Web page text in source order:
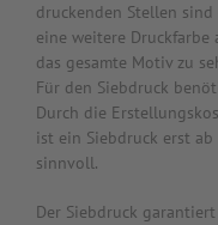
druckenden Stellen
eine weitere Druckfarbe
das gesamte Motiv zu
Für den Siebdruck
Durch die
ist ein Siebdruck erst
sinnvoll.
Der Siebdruck